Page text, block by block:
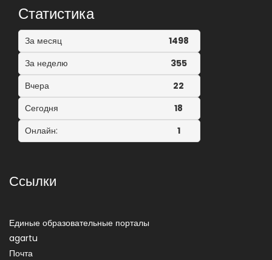
Статистика
За месяц
1498
За неделю
355
Вчера
22
Сегодня
18
Онлайн:
1
Ссылки
Единые образовательные порталы
agartu
Почта